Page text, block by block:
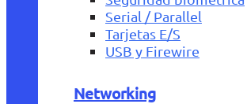
Serial / Parallel
Tarjetas E/S
USB y Firewire
Networking